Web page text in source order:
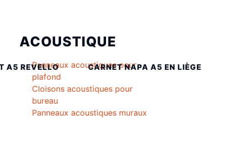
ACOUSTIQUE
Panneaux acoustiques pour
plafond
Cloisons acoustiques pour
bureau
Panneaux acoustiques muraux
A5 REVELLO CARNET NAPA A5 EN LIÈGE